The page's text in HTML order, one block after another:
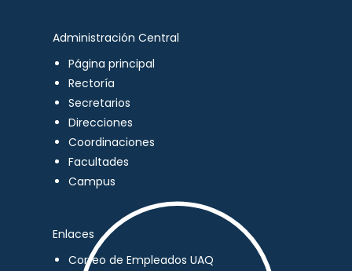
Administración Central
Página principal
Rectoría
Secretarios
Direcciones
Coordinaciones
Facultades
Campus
Enlaces
Correo de Empleados UAQ